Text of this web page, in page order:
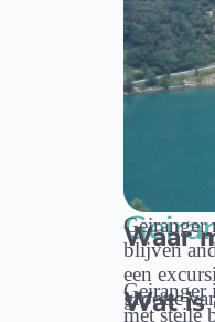
Waar
Geiranger
blijven
een
grootte
Wat is
Geiranger
met steile